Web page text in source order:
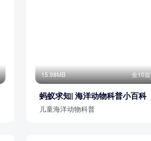
15.98MB 全10首
蚂蚁求知| 海洋动物科普小百科
儿童海洋动物科普